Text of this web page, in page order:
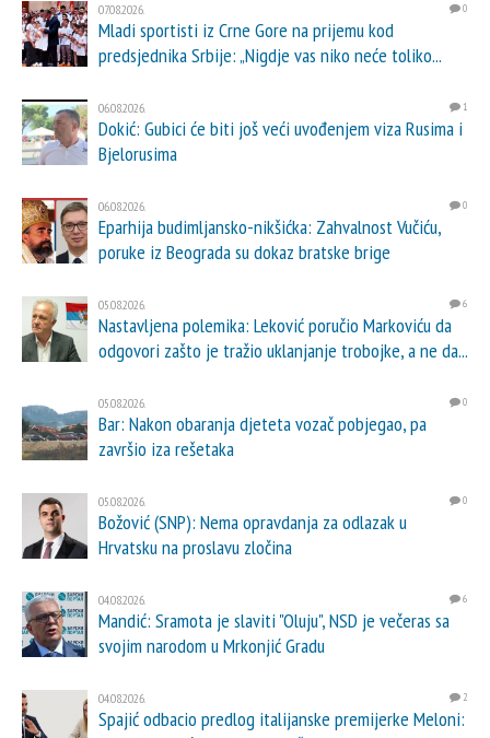
07.08.2026. 0
Mladi sportisti iz Crne Gore na prijemu kod
predsjednika Srbije: „Nigdje vas niko neće toliko...
06.08.2026. 1
Dokić: Gubici će biti još veći uvođenjem viza Rusima i
Bjelorusima
06.08.2026. 0
Eparhija budimljansko-nikšićka: Zahvalnost Vučiću,
poruke iz Beograda su dokaz bratske brige
05.08.2026. 6
Nastavljena polemika: Leković poručio Markoviću da
odgovori zašto je tražio uklanjanje trobojke, a ne da...
05.08.2026. 0
Bar: Nakon obaranja djeteta vozač pobjegao, pa
završio iza rešetaka
05.08.2026. 0
Božović (SNP): Nema opravdanja za odlazak u
Hrvatsku na proslavu zločina
04.08.2026. 6
Mandić: Sramota je slaviti "Oluju", NSD je večeras sa
svojim narodom u Mrkonjić Gradu
04.08.2026. 2
Spajić odbacio predlog italijanske premijerke Meloni: